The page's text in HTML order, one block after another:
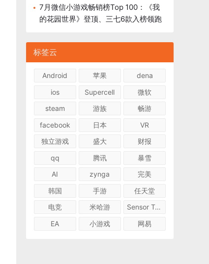
7月微信小游戏畅销榜Top 100：《我
的花园世界》登顶、三七6款入榜领跑
标签云
Android 苹果
dena
ios
Supercell
微软
steam
游族
畅游
facebook
日本
VR
独立游戏
盛大
财报
qq
腾讯
暴雪
AI
zynga
完美
韩国
手游
任天堂
电竞
米哈游
Sensor Tower
EA
小游戏 网易